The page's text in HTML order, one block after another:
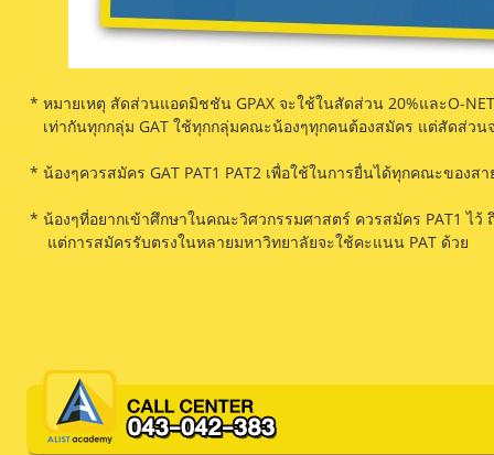
* หมายเหตุ สัดส่วนแอดมิชชัน GPAX จะใช้ในสัดส่วน 20%และO-
เท่ากันทุกกลุ่ม GAT ใช้ทุกกลุ่มคณะน้องๆทุกคนต้องสมัคร แต่สัดส่วน
* น้องๆควรสมัคร GAT PAT1 PAT2 เพื่อใช้ในการยื่นได้ทุกคณะของส
* น้องๆที่อยากเข้าศึกษาในคณะวิศวกรรมศาสตร์ ควรสมัคร PAT1 ไว้
แต่การสมัครรับตรงในหลายมหาวิทยาลัยจะใช้คะแนน PAT ด้วย